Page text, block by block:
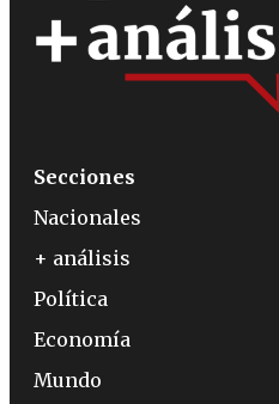
Secciones
Nacionales
+ análisis
Política
Economía
Mundo